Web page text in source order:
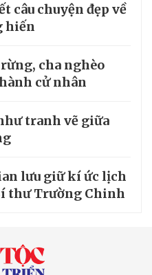
câu chuyện đẹp về
hiến
cha nghèo
cử nhân
tranh vẽ giữa
lưu giữ kí ức lịch
thư Trường Chinh